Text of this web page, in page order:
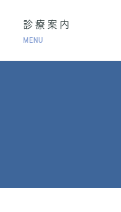
診療案内
MENU